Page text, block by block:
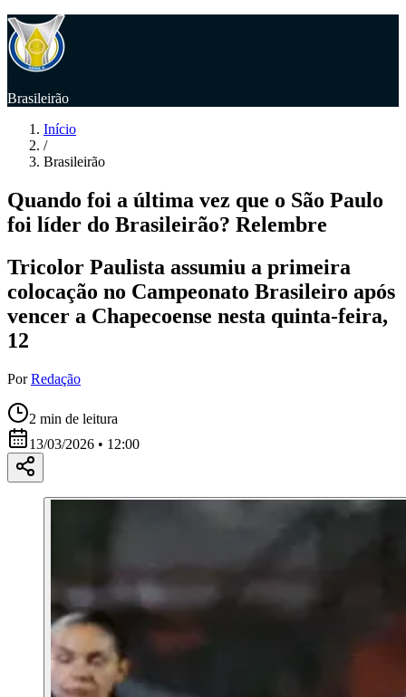
Brasileirão
Início
/
Brasileirão
Quando foi a última vez que o São Paulo
foi líder do Brasileirão? Relembre
Tricolor Paulista assumiu a primeira
colocação no Campeonato Brasileiro após
vencer a Chapecoense nesta quinta-feira,
12
Por Redação
2 min de leitura
13/03/2026 • 12:00